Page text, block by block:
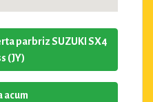
parbriz SUZUKI SX4
(JY)
acum